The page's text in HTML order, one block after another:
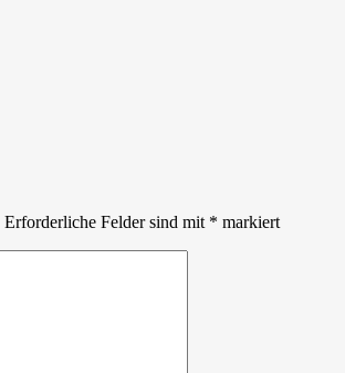
Erforderliche Felder sind mit * markiert